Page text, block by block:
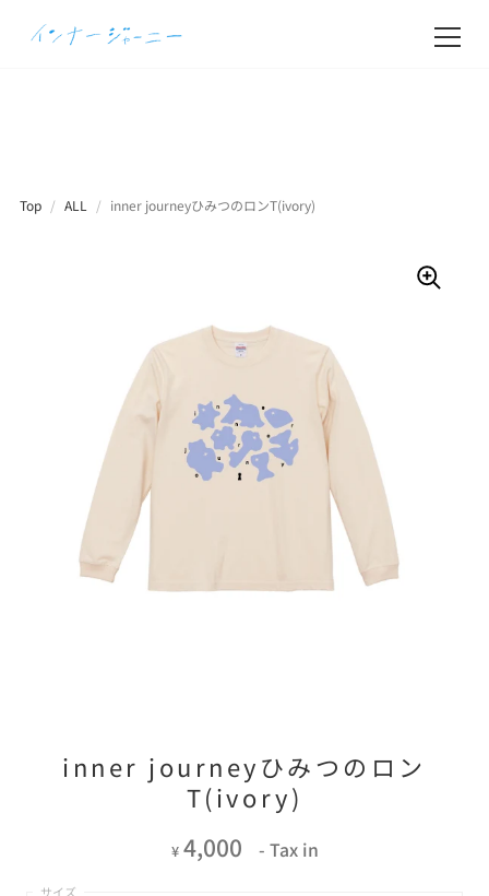
inner journeyひみつのロン
T(ivory)
¥ 4,000 - Tax in
Top / ALL / inner journeyひみつのロンT(ivory)